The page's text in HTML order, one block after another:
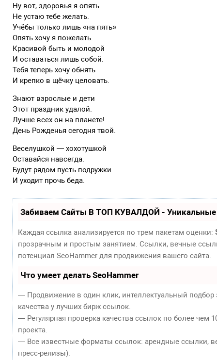
Ну вот, здоровья я опять
Не устаю тебе желать.
Учёбы только лишь «на пять»
Опять хочу я пожелать.
Красивой быть и молодой
И оставаться лишь собой.
Тебя теперь хочу обнять
И крепко в щёчку целовать.
Знают взрослые и дети
Этот праздник удалой.
Лучше всех он на планете!
День Рожденья сегодня твой.
Веселушкой — хохотушкой
Оставайся навсегда.
Будут рядом пусть подружки.
И уходит прочь беда.
Забиваем Сайты В ТОП КУВАЛДОЙ - Уникальные
Каждая ссылка анализируется по трем пакетам оценки:
прозрачным и простым занятием. Ссылки, вечные
потенциал SeoHammer для продвижения вашего сайта.
Что умеет делать SeoHammer
— Продвижение в один клик, интеллектуальный
качества у лучших бирж ссылок.
— Регулярная проверка качества ссылок по более чем
проекта.
— Все известные форматы ссылок: арендные ссылки,
пресс-релизы).